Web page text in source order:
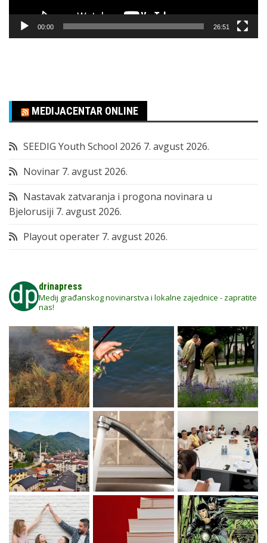
00:00 26:51
MEDIJACENTAR ONLINE
SEEDIG Youth School 2026 7. avgust 2026.
Novinar 7. avgust 2026.
Nastavak zatvaranja i progona novinara u
Bjelorusiji 7. avgust 2026.
Playout operater 7. avgust 2026.
drinapress
Medij građanskog novinarstva i lokalne zajednice - zapratite
nas!